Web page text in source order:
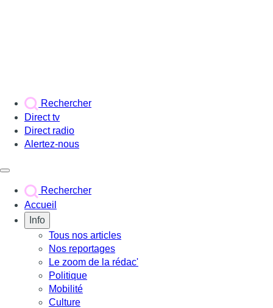
Rechercher
Direct tv
Direct radio
Alertez-nous
Rechercher
Accueil
Info
Tous nos articles
Nos reportages
Le zoom de la rédac'
Politique
Mobilité
Culture